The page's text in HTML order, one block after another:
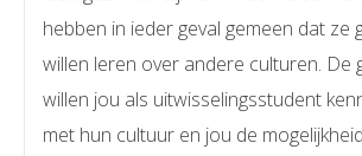
hebben in ieder geval gemeen dat ze
willen leren over andere culturen. De
willen jou als uitwisselingsstudent
met hun cultuur en jou de